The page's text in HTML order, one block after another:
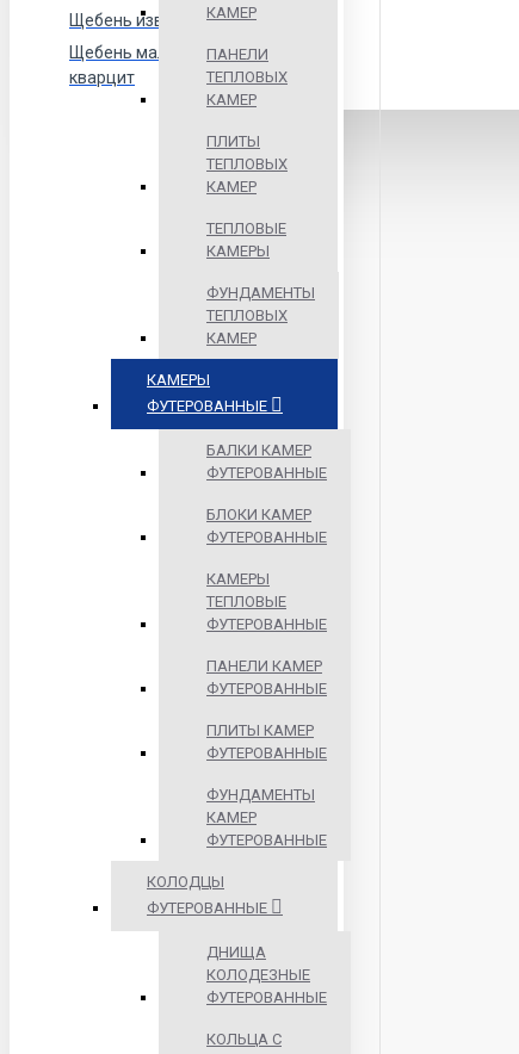
Щебень известняковый
Щебень малиновый
кварцит
КАМЕР
ПАНЕЛИ
ТЕПЛОВЫХ
КАМЕР
ПЛИТЫ
ТЕПЛОВЫХ
КАМЕР
ТЕПЛОВЫЕ
КАМЕРЫ
ФУНДАМЕНТЫ
ТЕПЛОВЫХ
КАМЕР
КАМЕРЫ
ФУТЕРОВАННЫЕ
БАЛКИ КАМЕР
ФУТЕРОВАННЫЕ
БЛОКИ КАМЕР
ФУТЕРОВАННЫЕ
КАМЕРЫ
ТЕПЛОВЫЕ
ФУТЕРОВАННЫЕ
ПАНЕЛИ КАМЕР
ФУТЕРОВАННЫЕ
ПЛИТЫ КАМЕР
ФУТЕРОВАННЫЕ
ФУНДАМЕНТЫ
КАМЕР
ФУТЕРОВАННЫЕ
КОЛОДЦЫ
ФУТЕРОВАННЫЕ
ДНИЩА
КОЛОДЕЗНЫЕ
ФУТЕРОВАННЫЕ
КОЛЬЦА С